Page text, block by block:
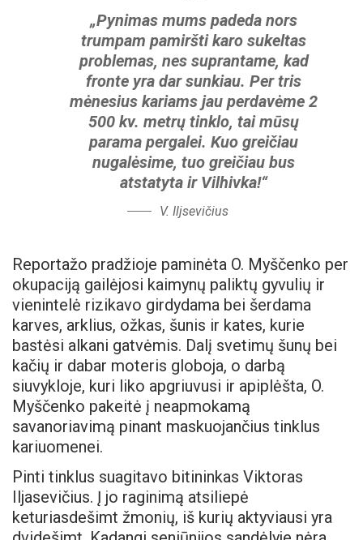
„Pynimas mums padeda nors
trumpam pamiršti karo sukeltas
problemas, nes suprantame, kad
fronte yra dar sunkiau. Per tris
mėnesius kariams jau perdavėme 2
500 kv. metrų tinklo, tai mūsų
parama pergalei. Kuo greičiau
nugalėsime, tuo greičiau bus
atstatyta ir Vilhivka!“
V. Iljsevičius
Reportažo pradžioje paminėta O. Myščenko per
okupaciją gailėjosi kaimynų paliktų gyvulių ir
vienintelė rizikavo girdydama bei šerdama
karves, arklius, ožkas, šunis ir kates, kurie
bastėsi alkani gatvėmis. Dalį svetimų šunų bei
kačių ir dabar moteris globoja, o darbą
siuvykloje, kuri liko apgriuvusi ir apiplėšta, O.
Myščenko pakeitė į neapmokamą
savanoriavimą pinant maskuojančius tinklus
kariuomenei.
Pinti tinklus suagitavo bitininkas Viktoras
Iljasevičius. Į jo raginimą atsiliepė
keturiasdešimt žmonių, iš kurių aktyviausi yra